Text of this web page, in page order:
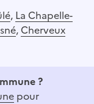
, La Chapelle-
, Cherveux
?
pour